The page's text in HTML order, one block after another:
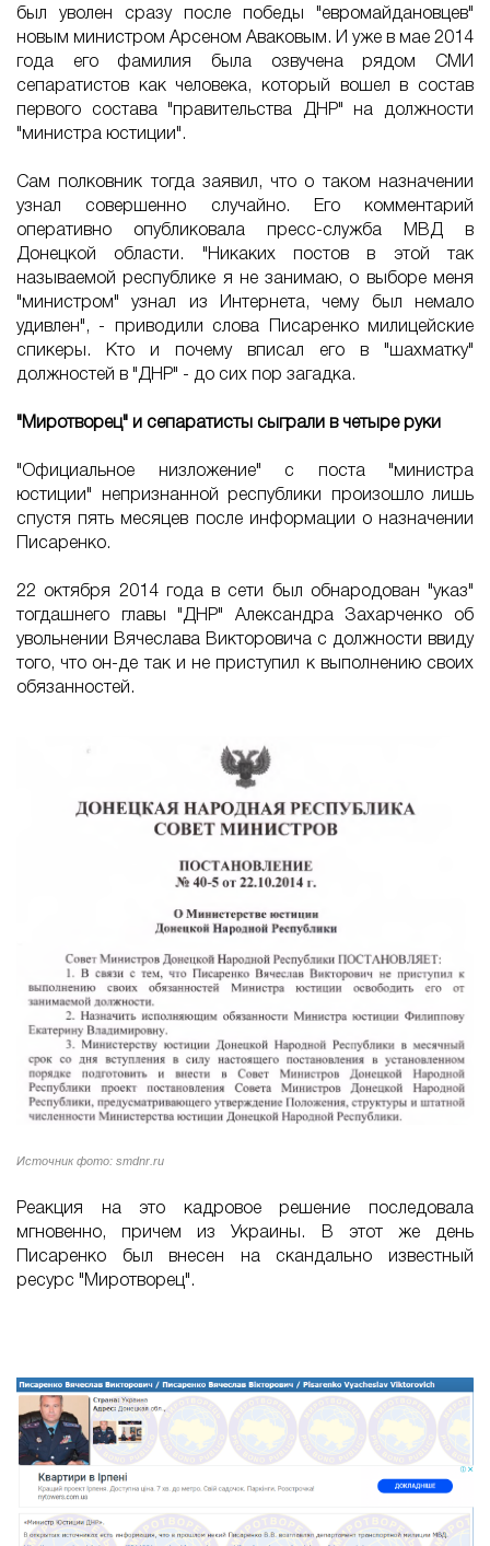
был уволен сразу после победы "евромайдановцев"
новым министром Арсеном Аваковым. И уже в мае 2014
года его фамилия была озвучена рядом СМИ
сепаратистов как человека, который вошел в состав
первого состава "правительства ДНР" на должности
"министра юстиции".
Сам полковник тогда заявил, что о таком назначении
узнал совершенно случайно. Его комментарий
оперативно опубликовала пресс-служба МВД в
Донецкой области. "Никаких постов в этой так
называемой республике я не занимаю, о выборе меня
"министром" узнал из Интернета, чему был немало
удивлен", - приводили слова Писаренко милицейские
спикеры. Кто и почему вписал его в "шахматку"
должностей в "ДНР" - до сих пор загадка.
"Миротворец" и сепаратисты сыграли в четыре руки
"Официальное низложение" с поста "министра
юстиции" непризнанной республики произошло лишь
спустя пять месяцев после информации о назначении
Писаренко.
22 октября 2014 года в сети был обнародован "указ"
тогдашнего главы "ДНР" Александра Захарченко об
увольнении Вячеслава Викторовича с должности ввиду
того, что он-де так и не приступил к выполнению своих
обязанностей.
Источник фото: smdnr.ru
Реакция на это кадровое решение последовала
мгновенно, причем из Украины. В этот же день
Писаренко был внесен на скандально известный
ресурс "Миротворец".